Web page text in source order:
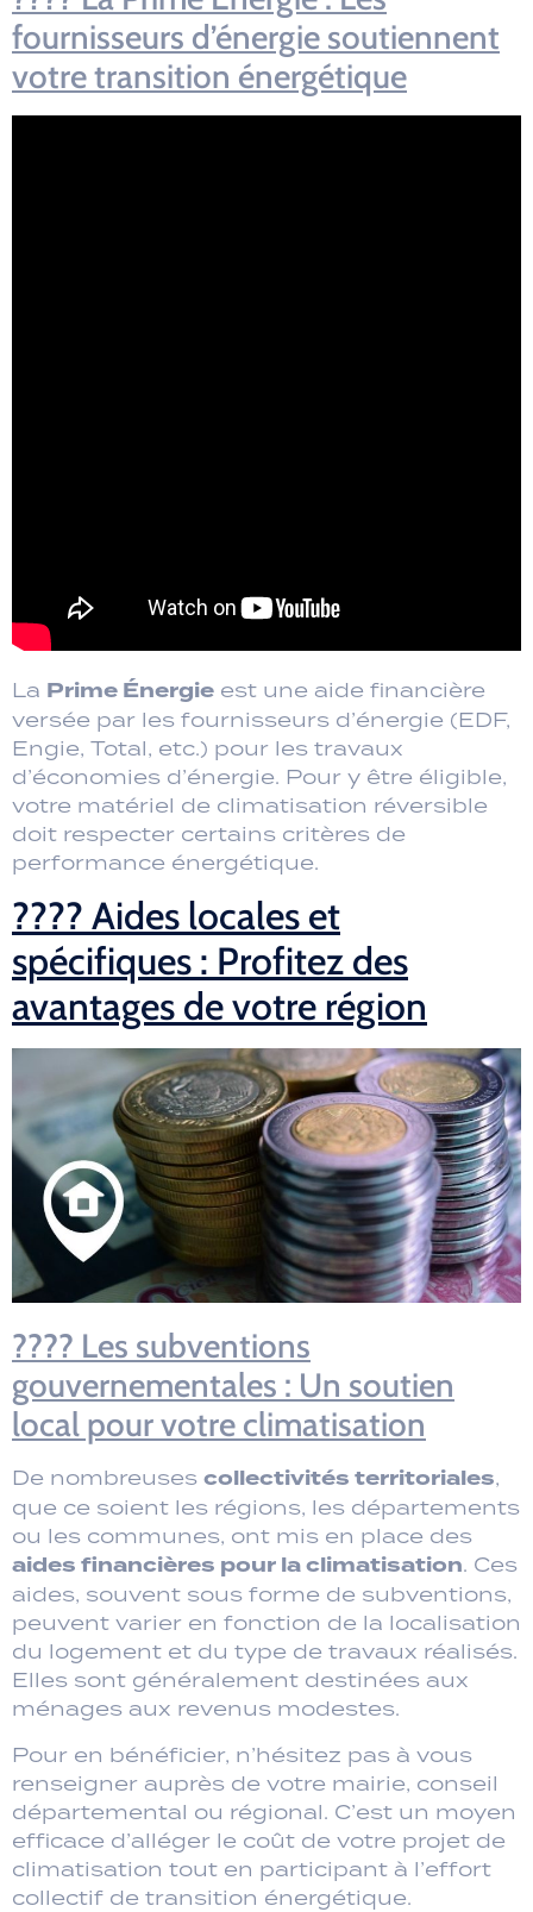
fournisseurs d’énergie soutiennent
votre transition énergétique
La Prime Énergie est une aide financière
versée par les fournisseurs d’énergie (EDF,
Engie, Total, etc.) pour les travaux
d’économies d’énergie. Pour y être éligible,
votre matériel de climatisation réversible
doit respecter certains critères de
performance énergétique.
???? Aides locales et
spécifiques : Profitez des
avantages de votre région
???? Les subventions
gouvernementales : Un soutien
local pour votre climatisation
De nombreuses collectivités territoriales,
que ce soient les régions, les départements
ou les communes, ont mis en place des
aides financières pour la climatisation. Ces
aides, souvent sous forme de subventions,
peuvent varier en fonction de la localisation
du logement et du type de travaux réalisés.
Elles sont généralement destinées aux
ménages aux revenus modestes.
Pour en bénéficier, n’hésitez pas à vous
renseigner auprès de votre mairie, conseil
départemental ou régional. C’est un moyen
efficace d’alléger le coût de votre projet de
climatisation tout en participant à l’effort
collectif de transition énergétique.